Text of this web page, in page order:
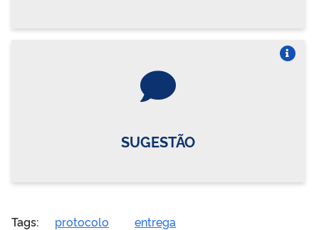
SUGESTÃO
Tags: protocolo
entrega